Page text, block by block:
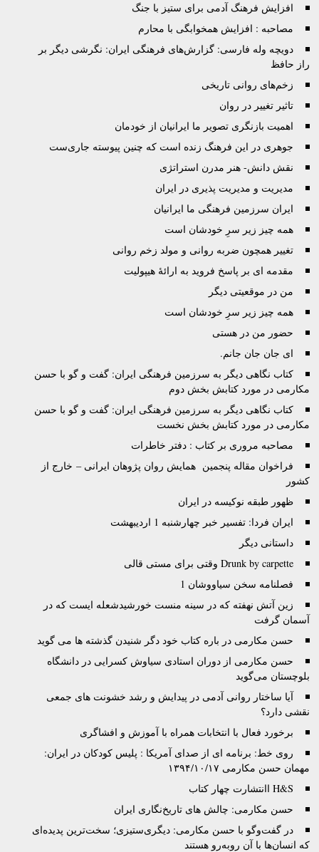
افزایش فرهنگ آدمی برای ستیز با جنگ
مصاحبه : افزایش همخوابگی با محارم
دویچه وله فارسی: گزارش‌های فرهنگی ایران: نگرشی دیگر بر
راز حافظ
زخم‌های روانی تاریخی
تاثیر تغییر در روان
اهمیت بازنگری تصویر ما ایرانیان از خودمان
جوهرى در این فرهنگ زنده است که چنین پیوسته جاری‌ست
نقش دانش- هنر مدرن استراتژی
مدیریت و مدیریت پذیری در ایران
ایران سرزمین فرهنگی ما ایرانیان
همه چیز زیر سرِ خودشان است
تغییر همچون ضربه روانی و مولد زخم روانی
مقدمه ای بر پاسخ فروید به ارائۀ هیپولیت
من در موقعیتی دیگر
همه چیز زیر سرِ خودشان است
حضور من در هستی
اى جان جان جانم.
کتاب نگاهی دیگر به سرزمین فرهنگی ایران: گفت و گو با حسن
مکارمی در مورد کتابش بخش دوم
کتاب نگاهی دیگر به سرزمین فرهنگی ایران: گفت و گو با حسن
مکارمی در مورد کتابش بخش نخست
مصاحبه مروری بر کتاب : دفتر خاطرات
فراخوان مقاله پنجمین همایش روان پژوهان ایرانی – خارج از
کشور
ظهور طبقه نوکیسه در ایران
ایران فردا: تفسیر خبر چهارشنبه 1 اردیبهشت
داستانی دیگر
Drunk by carpette وقتى براى مستى قالى
فصلنامه سخن سیاووشان 1
زين آتش نهفته كه در سينه منست خورشيدشعله ايست كه در
آسمان گرفت
حسن مکارمی در باره کتاب خود دگر شنیدن گذشته ها می گوید
حسن مکارمی از دوران استادی سیاوش کسرایی در دانشگاه
بلوچستان می‌گوید
آیا ساختار روانی آدمی در پیدایش و رشد خشونت های جمعی
نقشی دارد؟
برخورد فعال با انتخابات همراه با آموزش و افشاگری
روی خط: برنامه ای از صدای آمریکا : پلیس کودکان در ایران:
مهمان حسن مکارمی ۱۳۹۴/۱۰/۱۷
H&S اانتشارت چهار کتاب
حسن مکارمی: چالش های تاریخ‌نگاری ایران
در گفت‌وگو با حسن مکارمی: دیگری‌ستیزی؛ سخت‌ترین پدیده‌ای
که انسان‌ها با آن روبه‌رو هستند